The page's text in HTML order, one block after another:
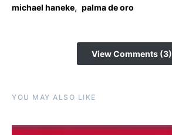
michael haneke, palma de oro
View Comments (3)
YOU MAY ALSO LIKE